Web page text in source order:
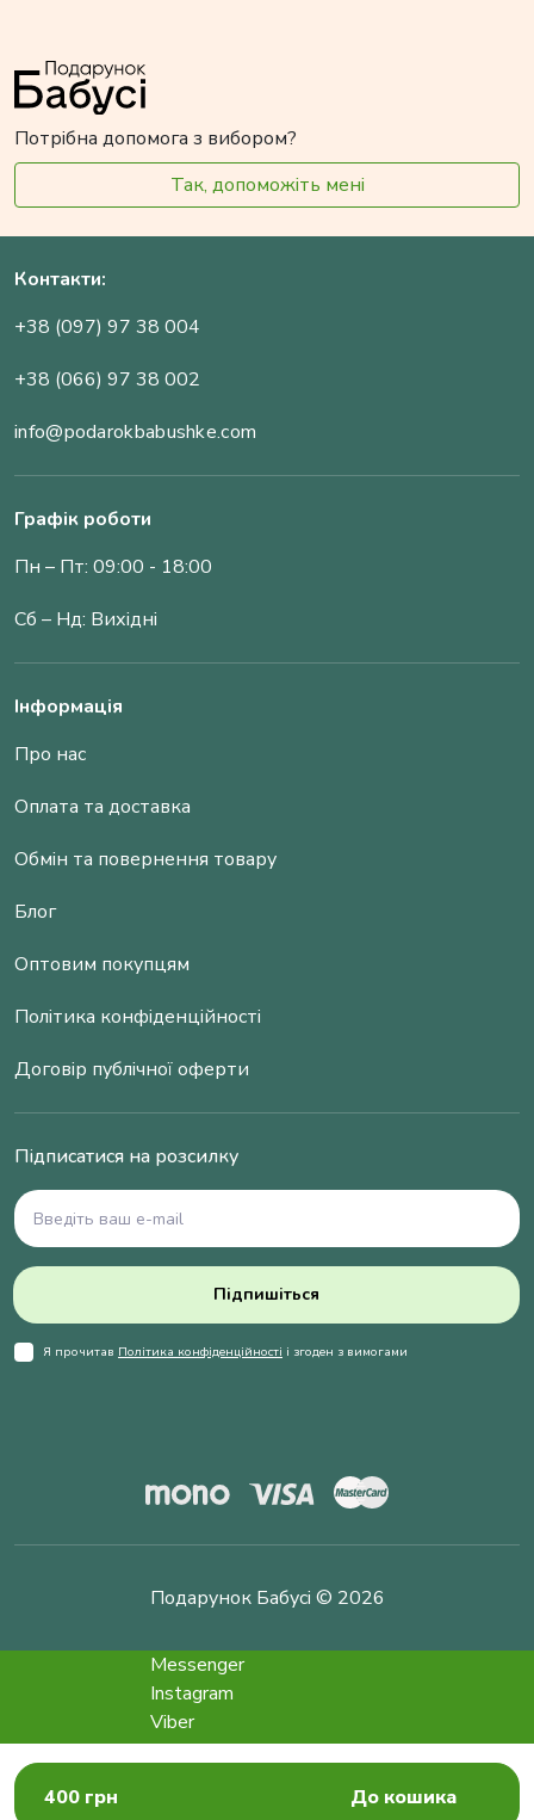
400 грн До кошика
Потрібна допомога з вибором?
Так, допоможіть мені
Контакти:
+38 (097) 97 38 004
+38 (066) 97 38 002
info@podarokbabushke.com
Графік роботи
Пн – Пт: 09:00 - 18:00
Сб – Нд: Вихідні
Інформація
Про нас
Оплата та доставка
Обмін та повернення товару
Блог
Оптовим покупцям
Політика конфіденційності
Договір публічної оферти
Підписатися на розсилку
Підпишіться
Я прочитав Політика конфіденційності і згоден з вимогами
Подарунок Бабусі © 2026
Messenger
Instagram
Viber
Telegram